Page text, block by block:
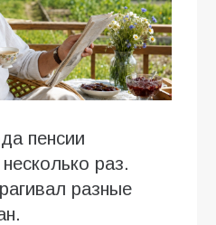
пенсии
раз.
разные